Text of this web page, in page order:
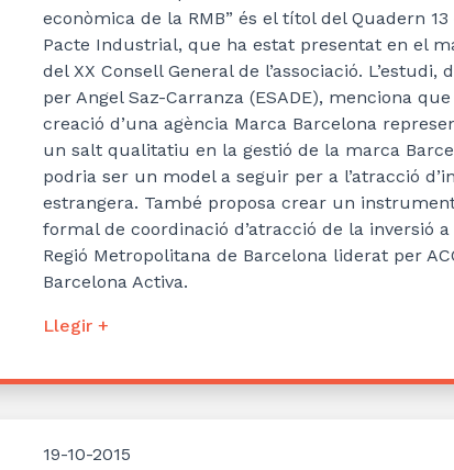
econòmica de la RMB” és el títol del Quadern 13
Pacte Industrial, que ha estat presentat en el
del XX Consell General de l’associació. L’estudi,
per Angel Saz-Carranza (ESADE), menciona
creació d’una agència Marca Barcelona
un salt qualitatiu en la gestió de la marca
podria ser un model a seguir per a l’atracció
estrangera. També proposa crear un
formal de coordinació d’atracció de la inversió a
Regió Metropolitana de Barcelona liderat per
Barcelona Activa.
Llegir +
19-10-2015